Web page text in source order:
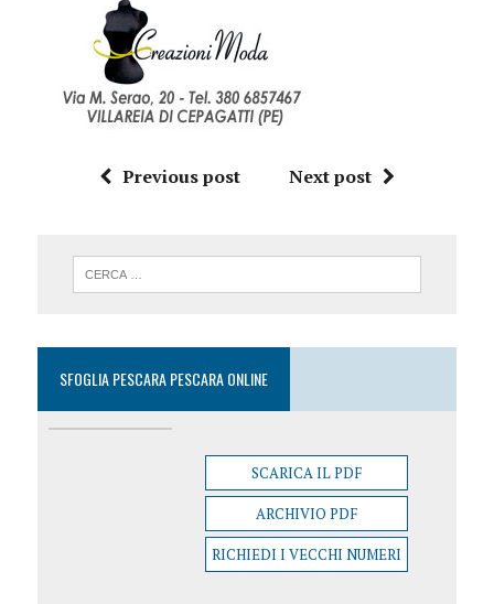
Previous post Next post
SFOGLIA PESCARA PESCARA ONLINE
SCARICA IL PDF
ARCHIVIO PDF
RICHIEDI I VECCHI NUMERI